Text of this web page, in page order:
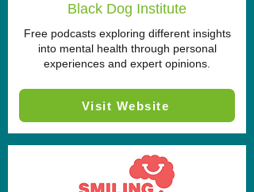
Black Dog Institute
Free podcasts exploring different insights
into mental health through personal
experiences and expert opinions.
Visit Website